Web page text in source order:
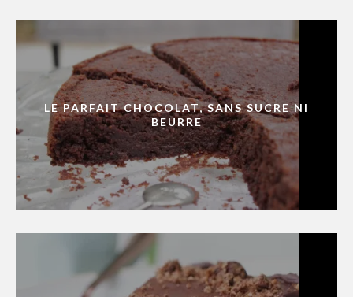
LE PARFAIT CHOCOLAT, SANS SUCRE NI
BEURRE